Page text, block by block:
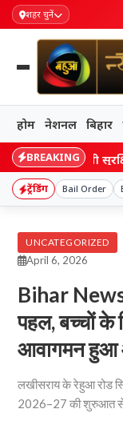
शहर चुनें
होम नेशनल बिहार
BREAKING
घर भी सुरक्षित नहीं,
ट्रेंडिंग Bail Order
UNCATEGORIZED
April 6, 2026
Bihar
पहल, बच्चों के
आवागमन
लखीसराय के रेहुआ रोड
2026–27 की शुरुआत से